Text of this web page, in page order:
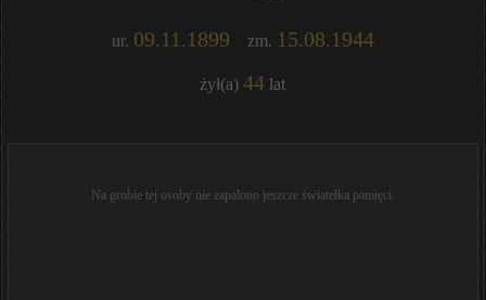
ur. 09.11.1899 zm. 15.08.1944
żył(a)44 lat
Na grobie tej osoby nie zapalono jeszcze światełka pamięci.